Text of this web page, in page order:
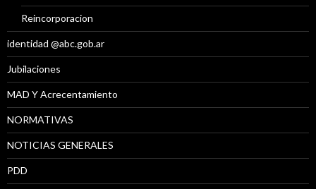
Reincorporacion
identidad @abc.gob.ar
Jubilaciones
MAD Y Acrecentamiento
NORMATIVAS
NOTICIAS GENERALES
PDD